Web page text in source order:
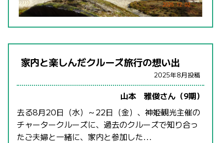
家内と楽しんだクルーズ旅行の想い出
2025年8月投稿
山本 雅俊さん（9期）
去る8月20日（水）～22日（金）、神姫観光主催の
チャータークルーズに、過去のクルーズで知り合っ
たご夫婦と一緒に、家内と参加した...